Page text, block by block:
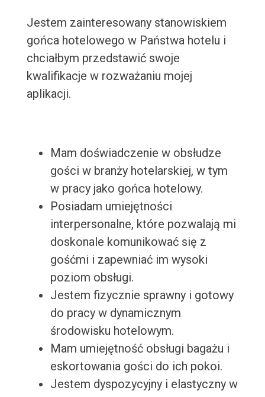
Jestem zainteresowany stanowiskiem
gońca hotelowego w Państwa hotelu i
chciałbym przedstawić swoje
kwalifikacje w rozważaniu mojej
aplikacji.
Mam doświadczenie w obsłudze
gości w branży hotelarskiej, w tym
w pracy jako gońca hotelowy.
Posiadam umiejętności
interpersonalne, które pozwalają mi
doskonale komunikować się z
gośćmi i zapewniać im wysoki
poziom obsługi.
Jestem fizycznie sprawny i gotowy
do pracy w dynamicznym
środowisku hotelowym.
Mam umiejętność obsługi bagażu i
eskortowania gości do ich pokoi.
Jestem dyspozycyjny i elastyczny w